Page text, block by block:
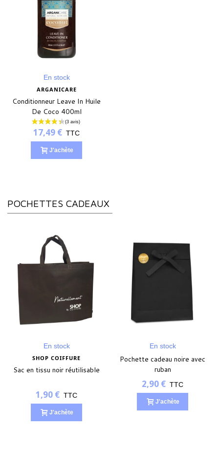
En stock
ARGANICARE
Conditionneur Leave In Huile
De Coco 400ml
17,49 € TTC
J'achète
POCHETTES CADEAUX
En stock
SHOP COIFFURE
Sac en tissu noir réutilisable
1,90 € TTC
J'achète
En stock
Pochette cadeau noire avec
ruban
2,90 € TTC
J'achète